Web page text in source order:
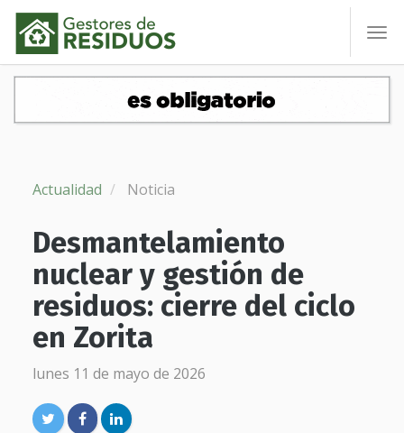
Actualidad Noticia
Desmantelamiento
nuclear y gestión de
residuos: cierre del ciclo
en Zorita
lunes 11 de mayo de 2026